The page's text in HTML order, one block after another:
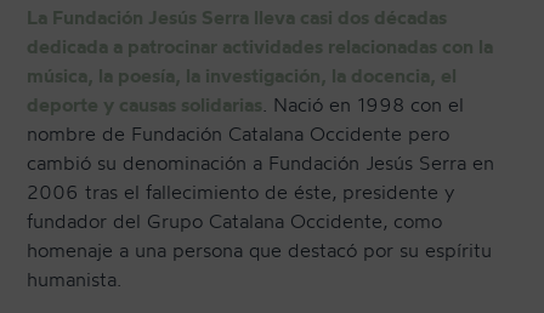
La Fundación Jesús Serra lleva casi dos décadas
dedicada a patrocinar actividades relacionadas con la
música, la poesía, la investigación, la docencia, el
deporte y causas solidarias . Nació en 1998 con el
nombre de Fundación Catalana Occidente pero
cambió su denominación a Fundación Jesús Serra en
2006 tras el fallecimiento de éste, presidente y
fundador del Grupo Catalana Occidente, como
homenaje a una persona que destacó por su espíritu
humanista.